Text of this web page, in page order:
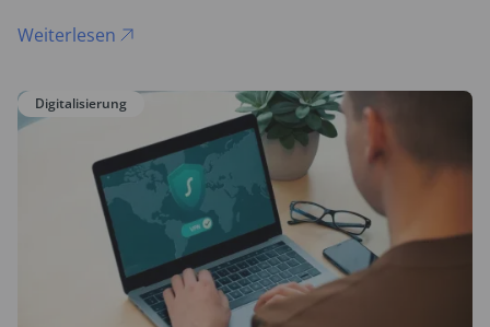
häufiger zum Einsatz.
Weiterlesen
Digitalisierung